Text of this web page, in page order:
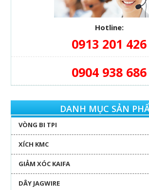
Hotline:
0913 201 426
0904 938 686
DANH MỤC SẢN
VÒNG BI TPI
XÍCH KMC
GIẢM XÓC KAIFA
DÂY JAGWIRE